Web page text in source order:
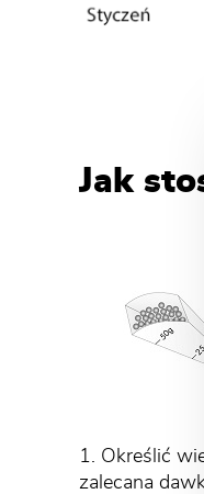
Jak
1. Określić
zalecana